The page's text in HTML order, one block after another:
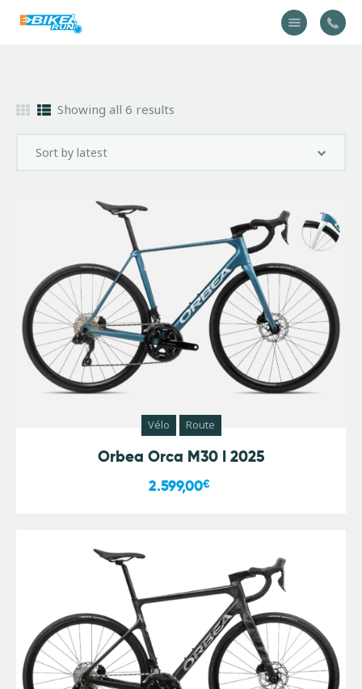
Vélo
Équipement
Actualités
Contactez-nous
Showing all 6 results
Vélo Route
Orbea Orca M30 I 2025
2.599,00€